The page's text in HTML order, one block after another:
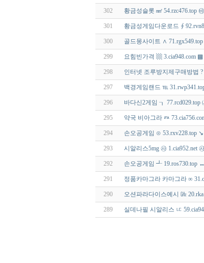
302 황금성슬롯 ㎟ 54.rzc476.top
301 황금성게임다운로드 ∮
300 골드몽사이트 ∧
299 요힘빈가격 ▩ 3.cia948.com
298 인터넷 조루방지제구매방법 ?
297 백경게임랜드 ℡
296 바다신2게임 ┒ 77.rcd029.top
295 약국 비아그라 ㅩ
294 손오공게임 ⊙ 53.rxv228.top
293 시알리스5mg ㉴ 1.cia952.net
292 손오공게임 ┹ 19.ros730.top
291 정품카마그라 카마그라 ∞
290 오션파라다이스예시 ㎓
289 실데나필 시알리스 ㅦ